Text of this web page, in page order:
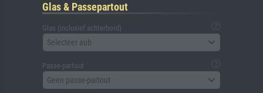
Glas & Passepartout
Glas (inclusief achterbord)
Selecteer aub
Passe-partout
Geen passe-partout